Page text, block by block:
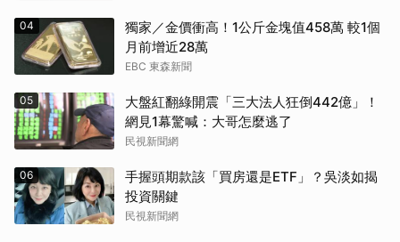
04
獨家／金價衝高！1公斤金塊值458萬 較1個
月前增近28萬
EBC 東森新聞
05
大盤紅翻綠開震「三大法人狂倒442億」！
網見1幕驚喊：大哥怎麼逃了
民視新聞網
06
手握頭期款該「買房還是ETF」？吳淡如揭
投資關鍵
民視新聞網